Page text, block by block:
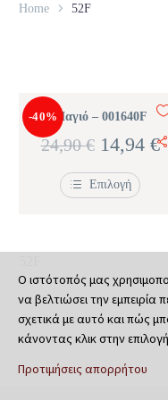
Home 52F
-40%Μαγιό – 001640F
24,90€ Original
price
was:
14,94 €Η
Επιλογή
Οι
επιλογές
μπορούν
επιλεγούν
σελίδα
Ο ιστότοπός μας
να βελτιώσει την
σχετικά με αυτό και πώς
κάνοντας κλικ στην
Προτιμήσεις απορρήτου